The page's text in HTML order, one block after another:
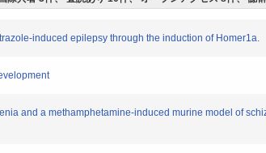
induced epilepsy through the induction of Homer1a.
and a methamphetamine-induced murine model of